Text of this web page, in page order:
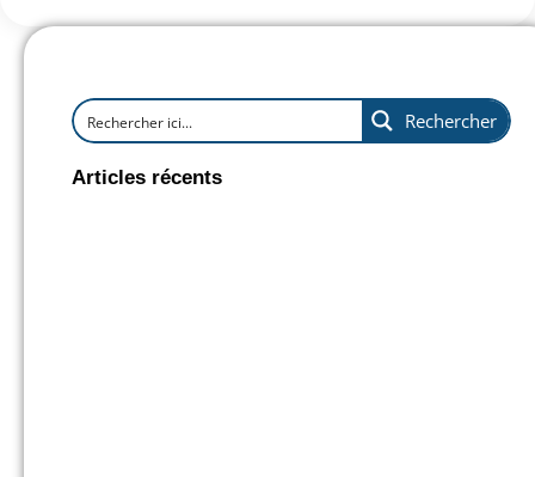
Rechercher
Articles récents